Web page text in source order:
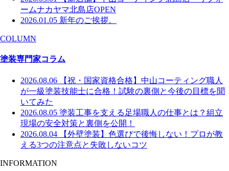
ームナカヤマ北島店OPEN
2026.01.05 新年のご挨拶。
COLUMN
塗装専門家コラム
2026.08.06
【祝・国家資格合格】中山コーティング職人
が一級塗装技能士に合格！試験の裏側と今後の目標を聞
いてみた
2026.08.05 塗装工事を支える足場職人の仕事とは？組立
現場の安全対策と裏側を公開！
2026.08.04
【外壁塗装】色選びで後悔しない！プロが教
える3つの注意点と失敗しないコツ
INFORMATION